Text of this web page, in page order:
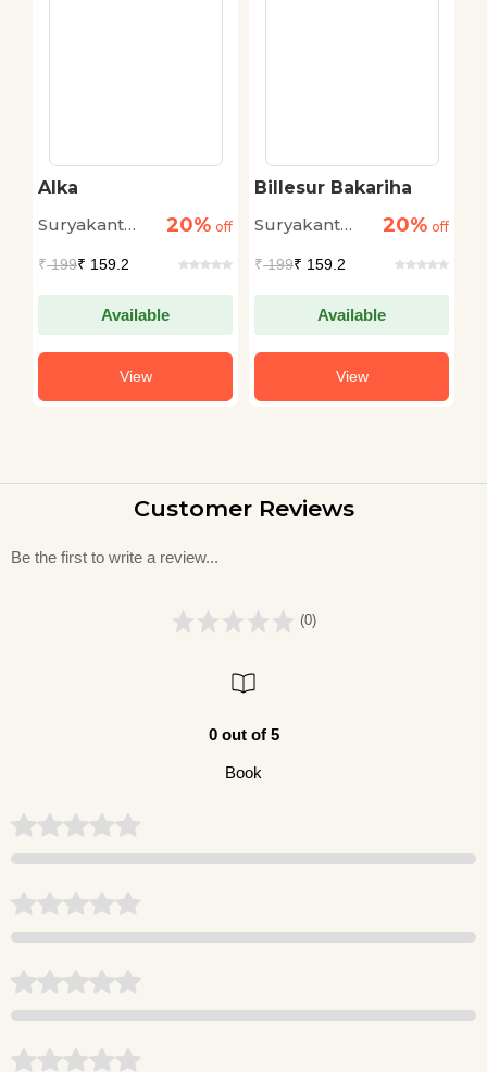
Alka
Suryakant
20% off
₹199₹ 159.2
Available
View
Billesur Bakariha
Suryakant
20% off
₹199₹ 159.2
Available
View
Customer Reviews
Be the first to write a review...
(0)
0 out of 5
Book